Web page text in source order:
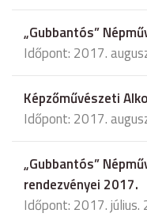
„Gubbantós”
Időpont: 2017.
Képzőművészeti
Időpont: 2017.
„Gubbantós”
rendezvényei 2017.
Időpont: 2017. július.